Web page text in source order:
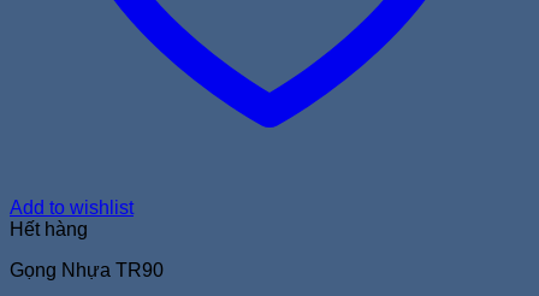
Add to wishlist
Hết hàng
Gọng Nhựa TR90